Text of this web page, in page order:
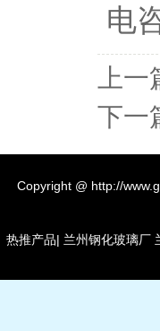
电
上一
下一
Copyright @ http://
热推产品| 兰州钢化玻璃厂